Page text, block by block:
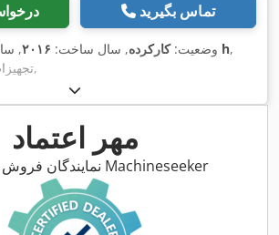
تماس بگیرید
وضعیت:کارکرده, سال ساخت: ۲۰۱۶, ۱۱٬۶۰۴ h,
,
مهر اعتماد
نمایندگان فروش مورد تأیید Machineseeker